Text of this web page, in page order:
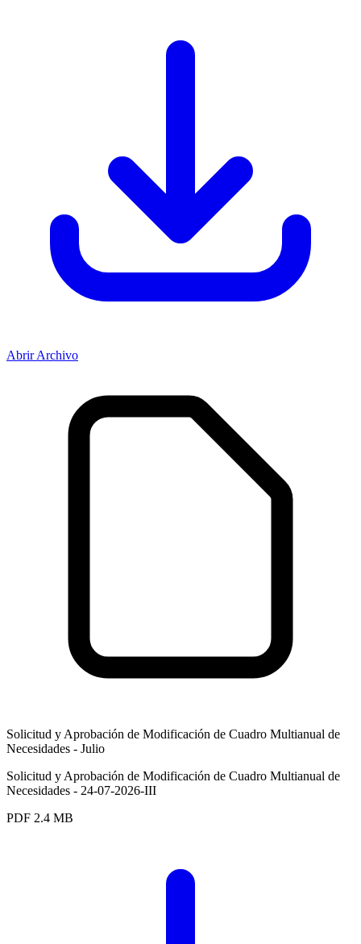
Abrir Archivo
Solicitud y Aprobación de Modificación de Cuadro Multianual de
Necesidades - Julio
Solicitud y Aprobación de Modificación de Cuadro Multianual de
Necesidades - 24-07-2026-III
PDF 2.4 MB